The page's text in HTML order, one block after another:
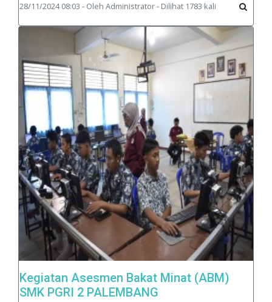
28/11/2024 08:03 - Oleh Administrator - Dilihat 1783 kali
Kegiatan Asesmen Bakat Minat (ABM)
SMK PGRI 2 PALEMBANG